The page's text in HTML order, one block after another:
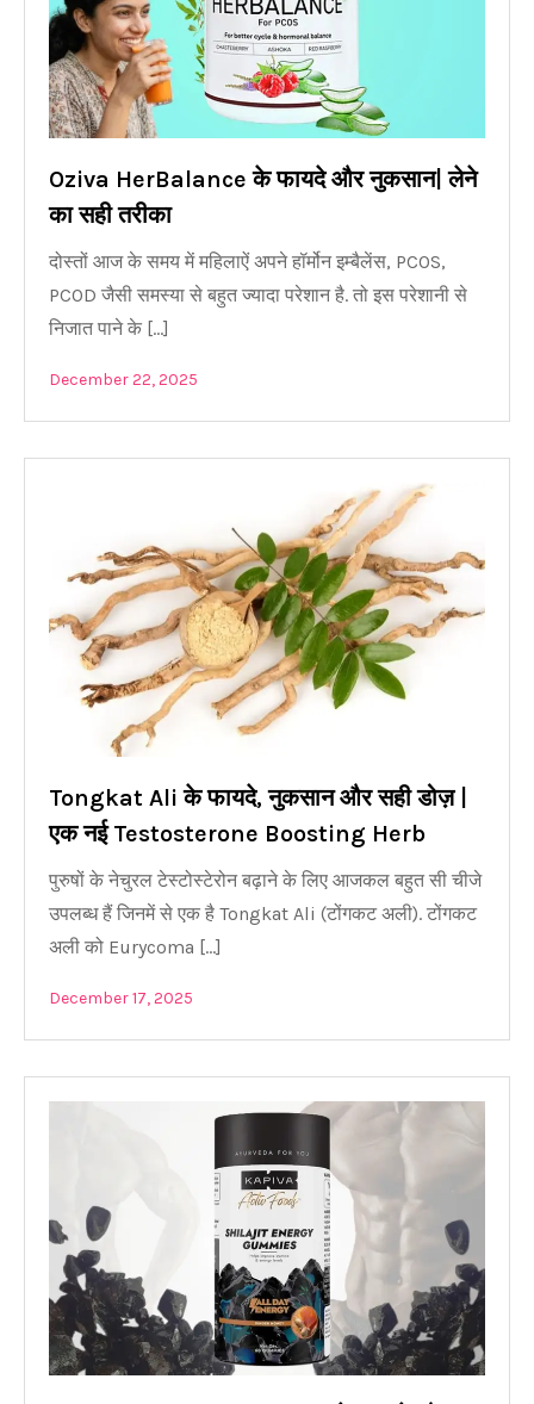
Oziva HerBalance के फायदे और नुकसान| लेने
का सही तरीका
दोस्तों आज के समय में महिलाऐं अपने हॉर्मोन इम्बैलेंस, PCOS,
PCOD जैसी समस्या से बहुत ज्यादा परेशान है. तो इस परेशानी से
निजात पाने के […]
December 22, 2025
Tongkat Ali के फायदे, नुकसान और सही डोज़ |
एक नई Testosterone Boosting Herb
पुरुषों के नेचुरल टेस्टोस्टेरोन बढ़ाने के लिए आजकल बहुत सी चीजे
उपलब्ध हैं जिनमें से एक है Tongkat Ali (टोंगकट अली). टोंगकट
अली को Eurycoma […]
December 17, 2025